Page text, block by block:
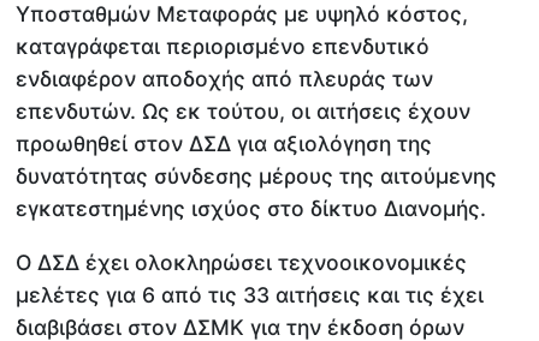
Υποσταθμών Μεταφοράς με υψηλό κόστος,
καταγράφεται περιορισμένο επενδυτικό
ενδιαφέρον αποδοχής από πλευράς των
επενδυτών. Ως εκ τούτου, οι αιτήσεις έχουν
προωθηθεί στον ΔΣΔ για αξιολόγηση της
δυνατότητας σύνδεσης μέρους της αιτούμενης
εγκατεστημένης ισχύος στο δίκτυο Διανομής.
Ο ΔΣΔ έχει ολοκληρώσει τεχνοοικονομικές
μελέτες για 6 από τις 33 αιτήσεις και τις έχει
διαβιβάσει στον ΔΣΜΚ για την έκδοση όρων